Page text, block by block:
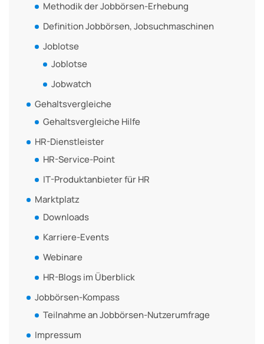
Methodik der Jobbörsen-Erhebung
Definition Jobbörsen, Jobsuchmaschinen
Joblotse
Joblotse
Jobwatch
Gehaltsvergleiche
Gehaltsvergleiche Hilfe
HR-Dienstleister
HR-Service-Point
IT-Produktanbieter für HR
Marktplatz
Downloads
Karriere-Events
Webinare
HR-Blogs im Überblick
Jobbörsen-Kompass
Teilnahme an Jobbörsen-Nutzerumfrage
Impressum